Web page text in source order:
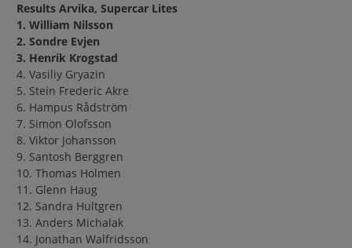
Results Arvika, Supercar Lites
1. William Nilsson
2. Sondre Evjen
3. Henrik Krogstad
4. Vasiliy Gryazin
5. Stein Frederic Akre
6. Hampus Rådström
7. Simon Olofsson
8. Viktor Johansson
9. Santosh Berggren
10. Thomas Holmen
11. Glenn Haug
12. Sandra Hultgren
13. Anders Michalak
14. Jonathan Walfridsson